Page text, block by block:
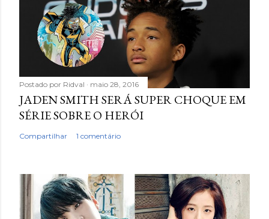
Postado por Ridval maio 28, 2016
JADEN SMITH SERÁ SUPER CHOQUE EM
SÉRIE SOBRE O HERÓI
Compartilhar 1 comentário